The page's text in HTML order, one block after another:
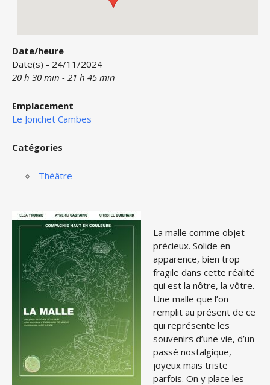
Date/heure
Date(s) - 24/11/2024
20 h 30 min - 21 h 45 min
Emplacement
Le Jonchet Cambes
Catégories
Théâtre
La malle comme objet
précieux. Solide en
apparence, bien trop
fragile dans cette réalité
qui est la nôtre, la vôtre.
Une malle que l’on
remplit au présent de ce
qui représente les
souvenirs d’une vie, d’un
passé nostalgique,
joyeux mais triste
parfois. On y place les